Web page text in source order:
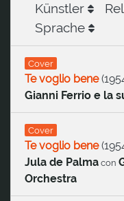
Künstler
Sprache
Cover
Te voglio bene(
Gianni Ferrio e la
Cover
Te voglio bene(
Jula de Palma con
Orchestra